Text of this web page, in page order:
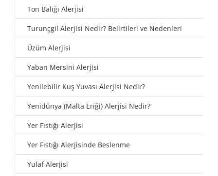
Ton Balığı Alerjisi
Turunçgil Alerjisi Nedir? Belirtileri ve Nedenleri
Üzüm Alerjisi
Yaban Mersini Alerjisi
Yenilebilir Kuş Yuvası Alerjisi Nedir?
Yenidünya (Malta Eriği) Alerjisi Nedir?
Yer Fıstığı Alerjisi
Yer Fıstığı Alerjisinde Beslenme
Yulaf Alerjisi